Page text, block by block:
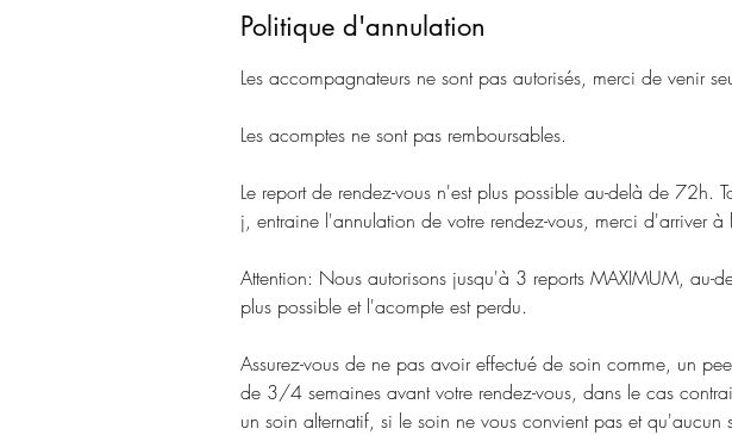
Politique d'annulation
Les accompagnateurs ne sont pas autorisés, merci de venir
Les acomptes ne sont pas remboursables.
Le report de rendez-vous n'est plus possible au-delà de 72h.
j, entraine l'annulation de votre rendez-vous, merci d'arriver à
Attention: Nous autorisons jusqu'à 3 reports MAXIMUM, au-
plus possible et l'acompte est perdu.
Assurez-vous de ne pas avoir effectué de soin comme, un
de 3/4 semaines avant votre rendez-vous, dans le cas
un soin alternatif, si le soin ne vous convient pas et qu'aucun